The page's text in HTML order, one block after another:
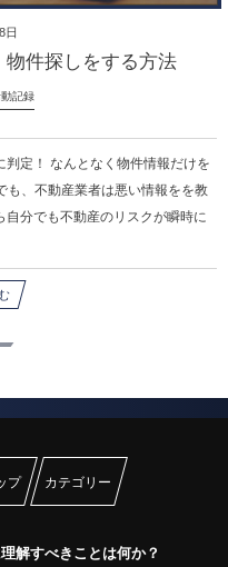
日
件探しをする方法
記録
定！ なんとなく物件情報だけを
も、不動産業者は悪い情報をを教
分でも不動産のリスクが瞬時に
プ カテゴリー
解すべきことは何か？